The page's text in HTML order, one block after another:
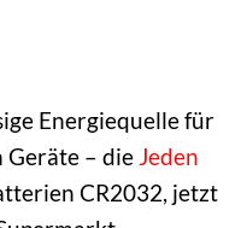
Energiequelle für
– die Jeden
CR2032, jetzt